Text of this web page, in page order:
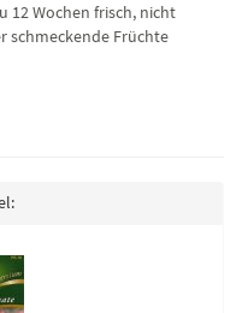
12 Wochen frisch, nicht
schmeckende Früchte